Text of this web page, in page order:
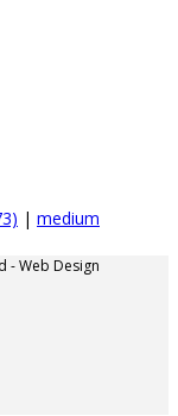
| medium
- Web Design